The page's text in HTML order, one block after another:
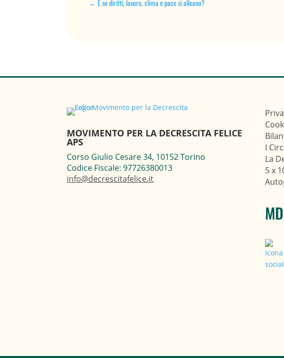
←E se diritti, lavoro, clima e pace si alleano?
MOVIMENTO PER LA DECRESCITA FELICE
APS
Corso Giulio Cesare 34, 10152 Torino
Codice Fiscale: 97726380013
info@decrescitafelice.it
I
La
5 x